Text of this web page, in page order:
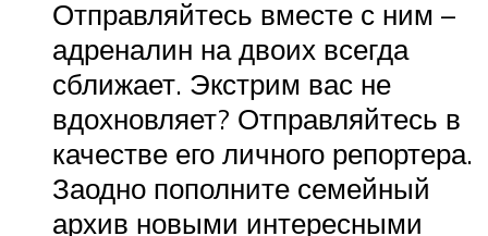
Отправляйтесь вместе с ним –
адреналин на двоих всегда
сближает. Экстрим вас не
вдохновляет? Отправляйтесь в
качестве его личного репортера.
Заодно пополните семейный
архив новыми интересными